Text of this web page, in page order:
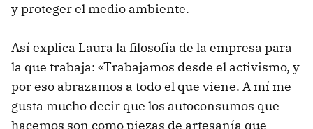
y proteger el medio ambiente.
Así explica Laura la filosofía de la empresa para
la que trabaja: «Trabajamos desde el activismo, y
por eso abrazamos a todo el que viene. A mí me
gusta mucho decir que los autoconsumos que
hacemos son como piezas de artesanía que